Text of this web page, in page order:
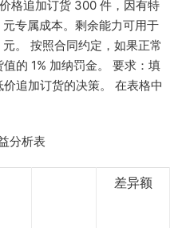
格追加订货 300 件，因有特
专属成本。剩余能力可用于
。 按照合同约定，如果正常
的 1% 加纳罚金。 要求：填
追加订货的决策。 在表格中
分析表
差异额